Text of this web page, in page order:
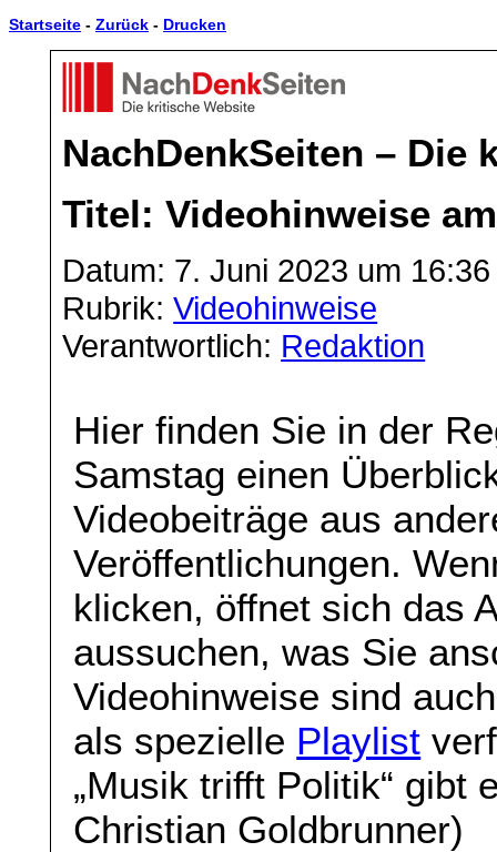
Startseite - Zurück - Drucken
NachDenkSeiten – Die
Titel: Videohinweise
Datum: 7. Juni 2023 um
Rubrik:Videohinweise
Verantwortlich: Redaktion
Hier finden Sie in der
Samstag einen
Videobeiträge aus
Veröffentlichungen.
klicken, öffnet sich das
aussuchen, was Sie
Videohinweise sind
als spezielle Playlist
„Musik trifft Politik“ gibt
Christian Goldbrunner)